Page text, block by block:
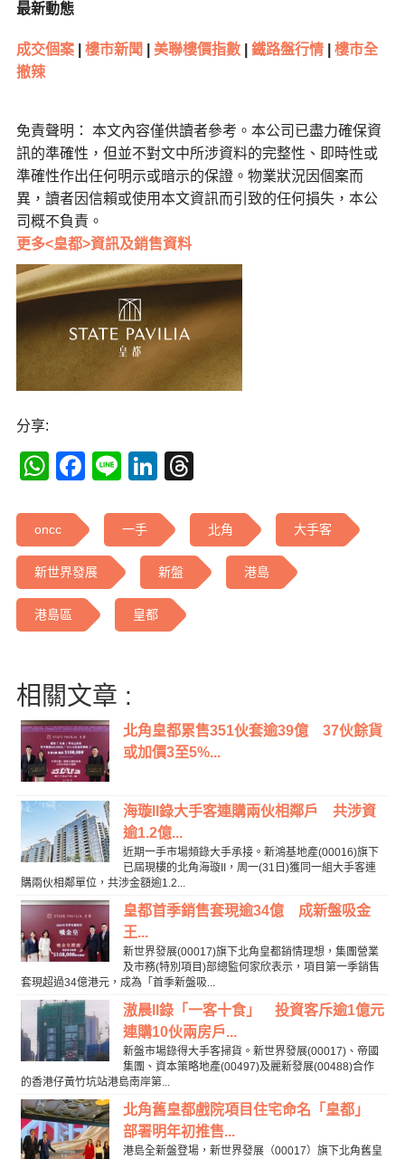
最新動態
成交個案| 樓市新聞 美聯樓價指數| 鐵路盤行情|
樓市全
撤辣
免責聲明： 本文內容僅供讀者參考。本公司已盡力確保資
訊的準確性，但並不對文中所涉資料的完整性、即時性或
準確性作出任何明示或暗示的保證。物業狀況因個案而
異，讀者因信賴或使用本文資訊而引致的任何損失，本公
司概不負責。
更多<皇都>資訊及銷售資料
分享:
WhatsApp
Facebook
LineLinkedIn
oncc 一手 北角 大手客
新世界發展 新盤 港島
港島區 皇都
相關文章 :
北角皇都累售351伙套逾39億 37伙餘貨
或加價3至5%...
海璇II錄大手客連購兩伙相鄰戶 共涉資
逾1.2億...
近期一手市場頻錄大手承接。新鴻基地產(00016)旗下
已屆現樓的北角海璇II，周一(31日)獲同一組大手客連
購兩伙相鄰單位，共涉金額逾1.2...
皇都首季銷售套現逾34億 成新盤吸金
王...
新世界發展(00017)旗下北角皇都銷情理想，集團營業
及市務(特別項目)部總監何家欣表示，項目第一季銷售
套現超過34億港元，成為「首季新盤吸...
滶晨II錄「一客十食」 投資客斥逾1億元
連購10伙兩房戶...
新盤市場錄得大手客掃貨。新世界發展(00017)、帝國
集團、資本策略地產(00497)及麗新發展(00488)合作
的香港仔黃竹坑站港島南岸第...
北角舊皇都戲院項目住宅命名「皇都」
部署明年初推售...
港島全新盤登場，新世界發展（00017）旗下北角舊皇